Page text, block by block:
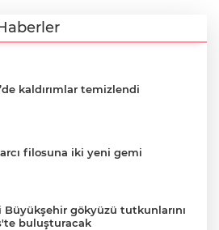
kaldırımlar temizlendi
filosuna iki yeni gemi
Büyükşehir gökyüzü tutkunlarını
buluşturacak